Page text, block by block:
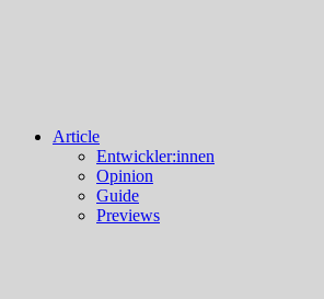
Article
Entwickler:innen
Opinion
Guide
Previews